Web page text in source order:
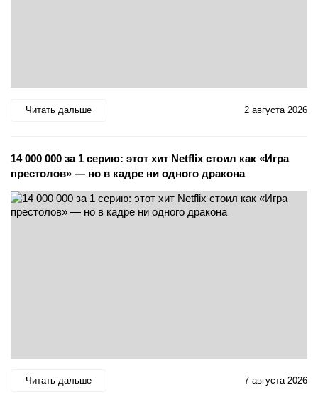
Читать дальше 2 августа 2026
14 000 000 за 1 серию: этот хит Netflix стоил как «Игра
престолов» — но в кадре ни одного дракона
Читать дальше 7 августа 2026